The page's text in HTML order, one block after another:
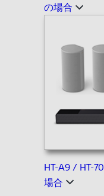
の場合
HT-A9 / HT-
場合